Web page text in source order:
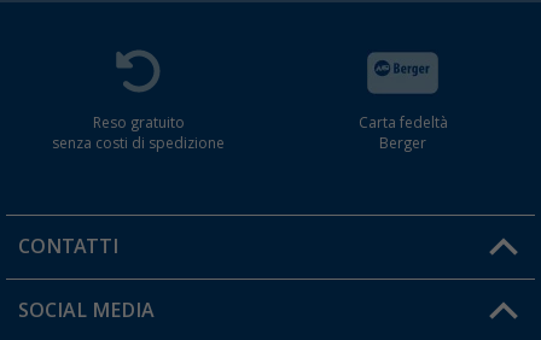
Reso gratuito
senza costi di spedizione
Carta fedeltà
Berger
CONTATTI
Orari di apertura del servizio:
SOCIAL MEDIA